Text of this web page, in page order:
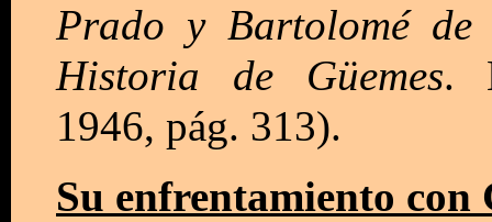
Prado y Bartolomé
Historia de Güemes.
1946, pág. 313).
Su enfrentamiento con